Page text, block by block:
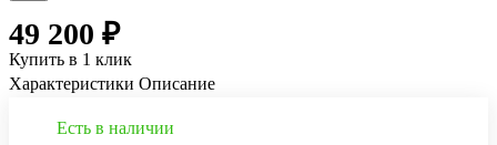
49 200 ₽
Купить в 1 клик
Характеристики Описание
Есть в наличии